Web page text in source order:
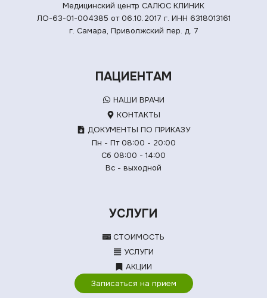
Медицинский центр САЛЮС КЛИНИК
ЛО-63-01-004385 от 06.10.2017 г. ИНН 6318013161
г. Самара, Приволжский пер. д. 7
ПАЦИЕНТАМ
НАШИ ВРАЧИ
КОНТАКТЫ
ДОКУМЕНТЫ ПО ПРИКАЗУ
Пн - Пт 08:00 - 20:00
Сб 08:00 - 14:00
Вс - выходной
УСЛУГИ
СТОИМОСТЬ
УСЛУГИ
АКЦИИ
Записаться на прием